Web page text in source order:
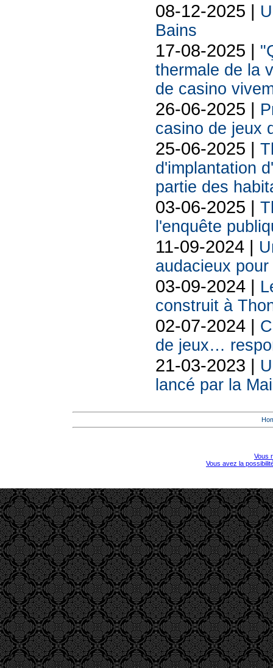
08-12-2025 |
Bains
17-08-2025 |
thermale de la
de casino
26-06-2025 |
casino de jeux
25-06-2025 |
d'implantation
partie des
03-06-2025 |
l'enquête
11-09-2024 |
audacieux pour
03-09-2024 |
construit à
02-07-2024 |
de jeux…
21-03-2023 |
lancé par la
Vous
Vous avez la